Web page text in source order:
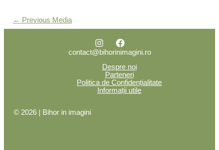
← Previous Media
contact@bihorinimagini.ro
Despre noi
Parteneri
Politica de Confidențialitate
Informații utile
© 2026 | Bihor in imagini